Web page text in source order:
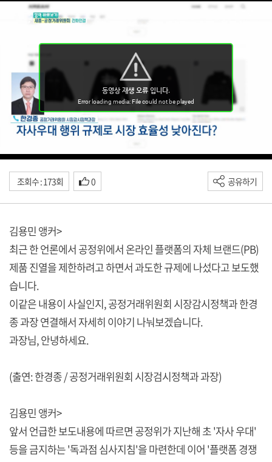
조회수 : 173회 0 공유하기
김용민 앵커>
최근 한 언론에서 공정위에서 온라인 플랫폼의 자체 브랜드(PB)
제품 진열을 제한하려고 하면서 과도한 규제에 나섰다고 보도했
습니다.
이같은 내용이 사실인지, 공정거래위원회 시장감시정책과 한경
종 과장 연결해서 자세히 이야기 나눠보겠습니다.
과장님, 안녕하세요.
(출연: 한경종 / 공정거래위원회 시장검시정책과 과장)
김용민 앵커>
앞서 언급한 보도내용에 따르면 공정위가 지난해 초 '자사 우대'
등을 금지하는 '독과점 심사지침'을 마련한데 이어 '플랫폼 경쟁